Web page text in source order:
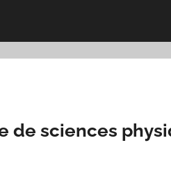
de sciences